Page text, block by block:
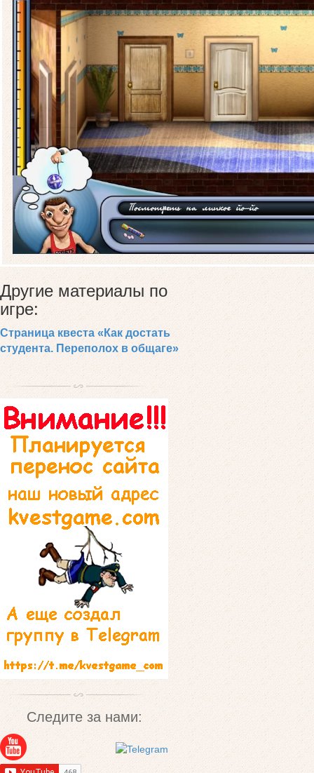
Другие материалы по
игре:
Страница квеста «Как достать
студента. Переполох в общаге»
Следите за нами: